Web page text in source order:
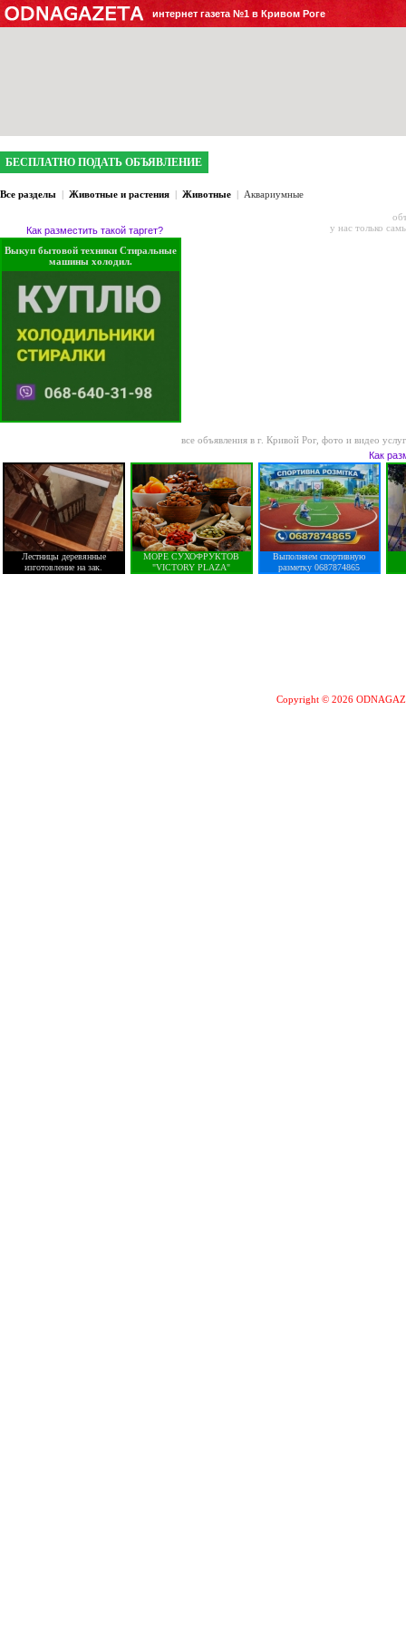
интернет газета №1 в Кривом Роге
БЕСПЛАТНО ПОДАТЬ ОБЪЯВЛЕНИЕ
Все разделы | Животные и растения | Животные | Аквариумные
Как разместить такой таргет?
Выкуп бытовой техники Стиральные
машины холодил.
у нас только
все объявления в г. Кривой Рог,фото и видео
Как
Лестницы деревянные
изготовление на зак.
МОРЕ СУХОФРУКТОВ
"VICTORY PLAZA"
Выполняем спортивную
разметку 0687874865
Copyright © 2026